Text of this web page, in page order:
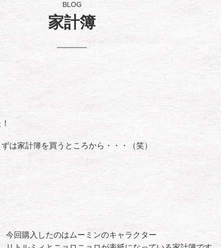
家計簿
BLOG
は家計簿を買うところから・・・（笑）
今回購入したのはムーミンのキャラクター